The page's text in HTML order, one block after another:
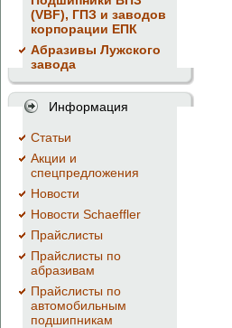
(VBF), ГПЗ и заводов
корпорации ЕПК
Абразивы Лужского
завода
Информация
Cтатьи
Акции и
спецпредложения
Новости
Новости Schaeffler
Прайслисты
Прайслисты по
абразивам
Прайслисты по
автомобильным
подшипникам